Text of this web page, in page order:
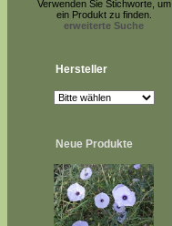
Verwenden Sie Stichworte, um
ein Produkt zu finden.
erweiterte Suche
Hersteller
Neue Produkte